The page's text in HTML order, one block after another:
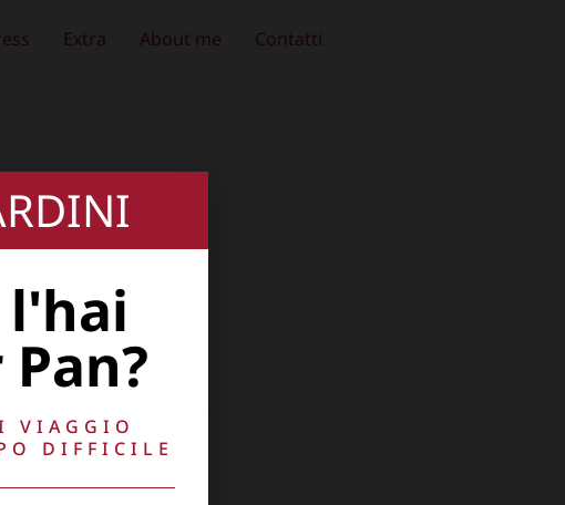
Extra About me Contatti
14910741009
l'hai
VIAGGIO
DIFFICILE